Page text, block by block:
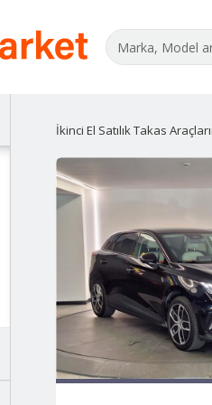
İkinci El Satılık Takas